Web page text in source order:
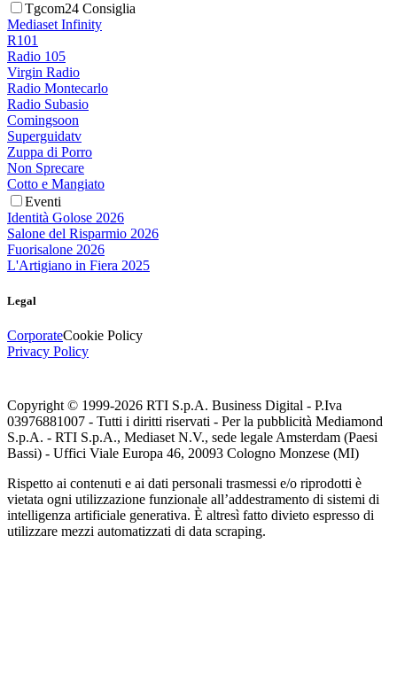
Tgcom24 Consiglia
Mediaset Infinity
R101
Radio 105
Virgin Radio
Radio Montecarlo
Radio Subasio
Comingsoon
Superguidatv
Zuppa di Porro
Non Sprecare
Cotto e Mangiato
Eventi
Identità Golose 2026
Salone del Risparmio 2026
Fuorisalone 2026
L'Artigiano in Fiera 2025
Legal
CorporateCookie Policy
Privacy Policy
Copyright © 1999-2026 RTI S.p.A. Business Digital - P.Iva
03976881007 - Tutti i diritti riservati - Per la pubblicità Mediamond
S.p.A. - RTI S.p.A., Mediaset N.V., sede legale Amsterdam (Paesi
Bassi) - Uffici Viale Europa 46, 20093 Cologno Monzese (MI)
Rispetto ai contenuti e ai dati personali trasmessi e/o riprodotti è
vietata ogni utilizzazione funzionale all’addestramento di sistemi di
intelligenza artificiale generativa. È altresì fatto divieto espresso di
utilizzare mezzi automatizzati di data scraping.